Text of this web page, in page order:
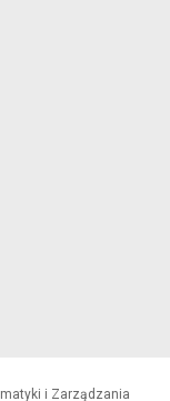
i Zarządzania